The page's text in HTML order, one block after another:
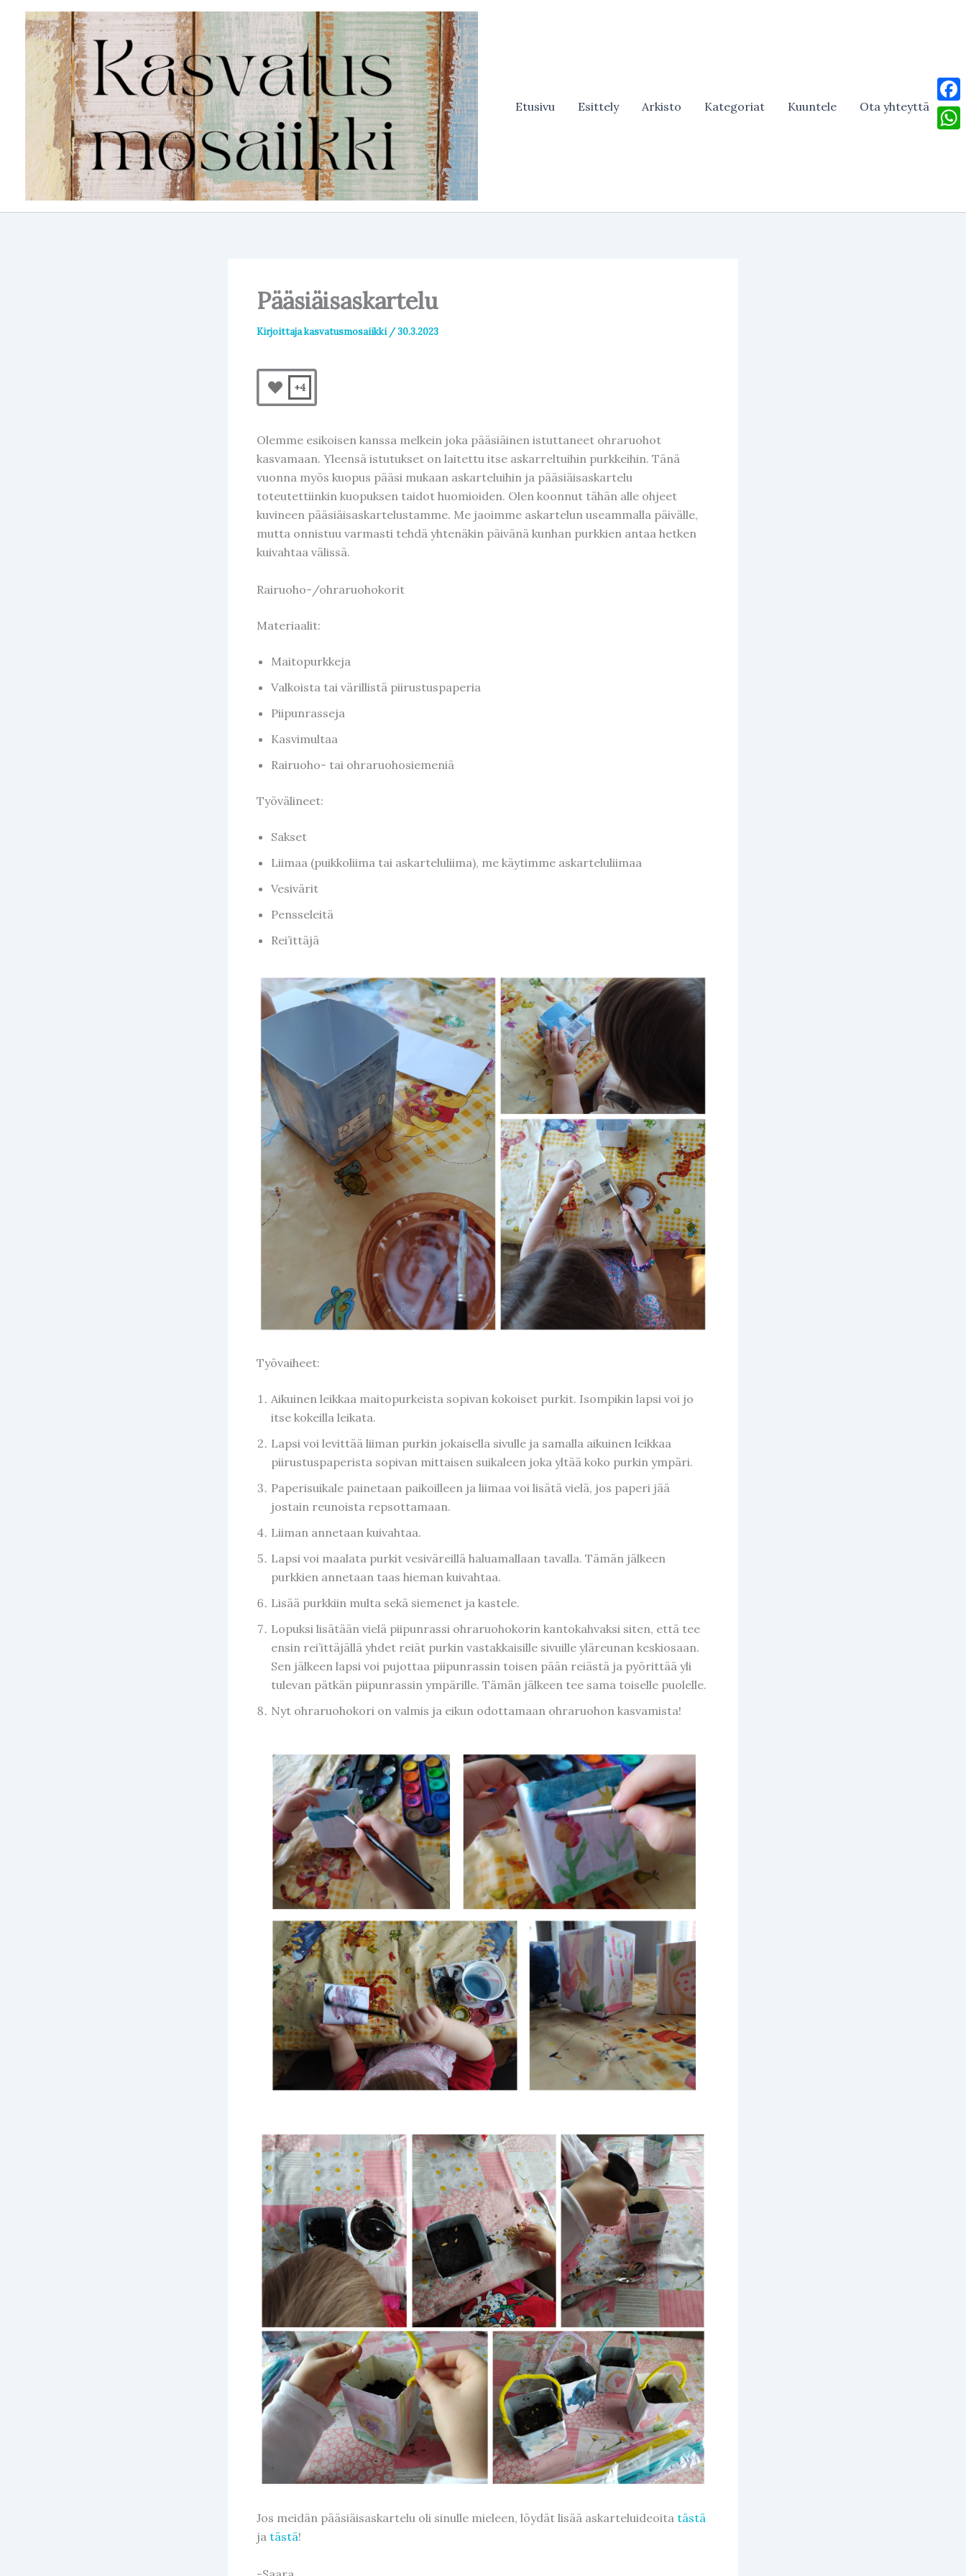
Siirry
sisältöön
Etusivu Esittely Arkisto Kategoriat Kuuntele Ota yhteyttä
Pääsiäisaskartelu
Kirjoittajakasvatusmosaiikki /30.3.2023
+4
Olemme esikoisen kanssa melkein joka pääsiäinen istuttaneet ohraruohot
kasvamaan. Yleensä istutukset on laitettu itse askarreltuihin purkkeihin. Tänä
vuonna myös kuopus pääsi mukaan askarteluihin ja pääsiäisaskartelu
toteutettiinkin kuopuksen taidot huomioiden. Olen koonnut tähän alle ohjeet
kuvineen pääsiäisaskartelustamme. Me jaoimme askartelun useammalla päivälle,
mutta onnistuu varmasti tehdä yhtenäkin päivänä kunhan purkkien antaa hetken
kuivahtaa välissä.
Rairuoho-/ohraruohokorit
Materiaalit:
Maitopurkkeja
Valkoista tai värillistä piirustuspaperia
Piipunrasseja
Kasvimultaa
Rairuoho- tai ohraruohosiemeniä
Työvälineet:
Sakset
Liimaa (puikkoliima tai askarteluliima), me käytimme askarteluliimaa
Vesivärit
Pensseleitä
Rei’ittäjä
Työvaiheet:
Aikuinen leikkaa maitopurkeista sopivan kokoiset purkit. Isompikin lapsi voi jo
itse kokeilla leikata.
Lapsi voi levittää liiman purkin jokaisella sivulle ja samalla aikuinen leikkaa
piirustuspaperista sopivan mittaisen suikaleen joka yltää koko purkin ympäri.
Paperisuikale painetaan paikoilleen ja liimaa voi lisätä vielä, jos paperi jää
jostain reunoista repsottamaan.
Liiman annetaan kuivahtaa.
Lapsi voi maalata purkit vesiväreillä haluamallaan tavalla. Tämän jälkeen
purkkien annetaan taas hieman kuivahtaa.
Lisää purkkiin multa sekä siemenet ja kastele.
Lopuksi lisätään vielä piipunrassi ohraruohokorin kantokahvaksi siten, että tee
ensin rei’ittäjällä yhdet reiät purkin vastakkaisille sivuille yläreunan keskiosaan.
Sen jälkeen lapsi voi pujottaa piipunrassin toisen pään reiästä ja pyörittää yli
tulevan pätkän piipunrassin ympärille. Tämän jälkeen tee sama toiselle puolelle.
Nyt ohraruohokori on valmis ja eikun odottamaan ohraruohon kasvamista!
Jos meidän pääsiäisaskartelu oli sinulle mieleen, löydät lisää askarteluideoita tästä
ja tästä!